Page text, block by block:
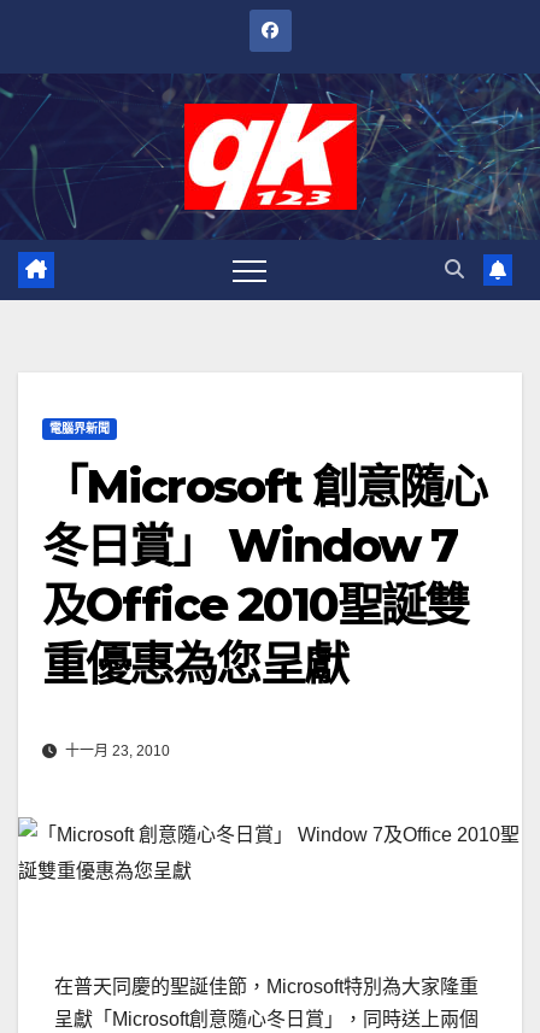
內
電腦界新聞
「Microsoft 創意隨心
冬日賞」 Window 7
及Office 2010聖誕雙
重優惠為您呈獻
十一月 23, 2010
在普天同慶的聖誕佳節，Microsoft特別為大家隆重
呈獻「Microsoft創意隨心冬日賞」，同時送上兩個